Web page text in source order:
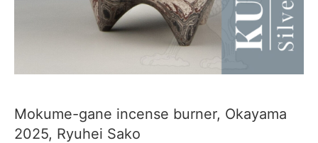
Mokume-gane incense burner, Okayama
2025, Ryuhei Sako